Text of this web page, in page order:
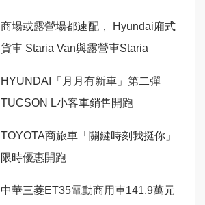
商場或露營場都速配， Hyundai廂式
貨車 Staria Van與露營車Staria
HYUNDAI「月月有新車」第二彈
TUCSON L小客車銷售開跑
TOYOTA商旅車「關鍵時刻我挺你」
限時優惠開跑
中華三菱ET35電動商用車141.9萬元